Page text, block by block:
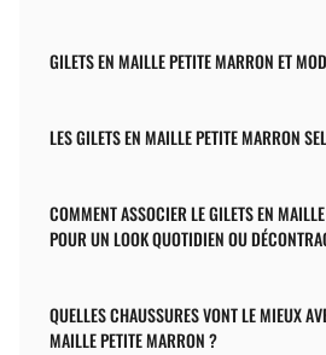
GILETS EN MAILLE PETITE MARRON ET
LES GILETS EN MAILLE PETITE MARRON
COMMENT ASSOCIER LE GILETS EN
POUR UN LOOK QUOTIDIEN OU
QUELLES CHAUSSURES VONT LE MIEUX
MAILLE PETITE MARRON ?